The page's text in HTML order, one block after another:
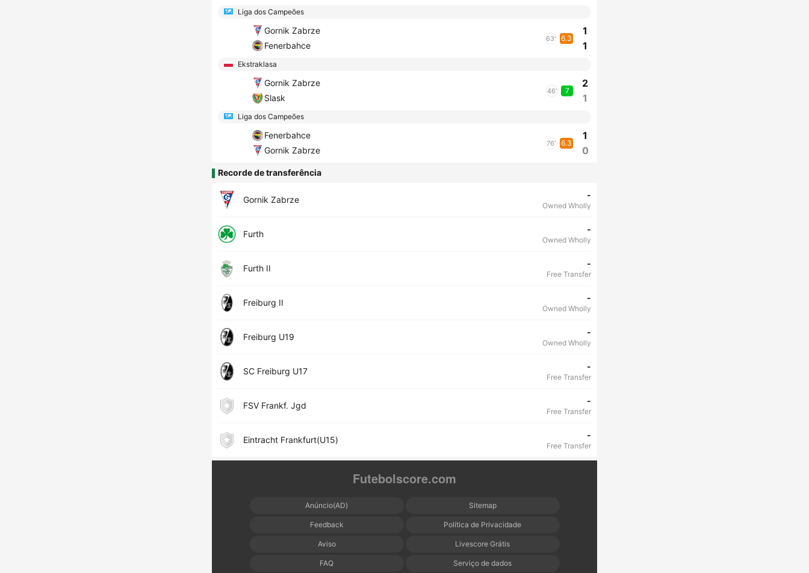
Liga dos Campeões
Gornik Zabrze
Fenerbahce
63' 6.3
1
1
Ekstraklasa
Gornik Zabrze
Slask
46' 7
2
1
Liga dos Campeões
Fenerbahce
Gornik Zabrze
76' 6.3
1
0
Recorde de transferência
Gornik Zabrze -
Owned Wholly
Furth -
Owned Wholly
Furth II -
Free Transfer
Freiburg II -
Owned Wholly
Freiburg U19 -
Owned Wholly
SC Freiburg U17 -
Free Transfer
FSV Frankf. Jgd -
Free Transfer
Eintracht Frankfurt(U15) -
Free Transfer
Futebolscore.com
Anúncio(AD) Sitemap
Feedback Política de Privacidade
Aviso Livescore Grátis
FAQ Serviço de dados